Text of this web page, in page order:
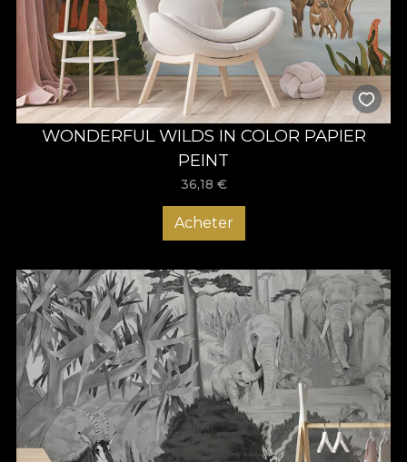
WONDERFUL WILDS IN COLOR PAPIER
PEINT
36,18 €
Acheter